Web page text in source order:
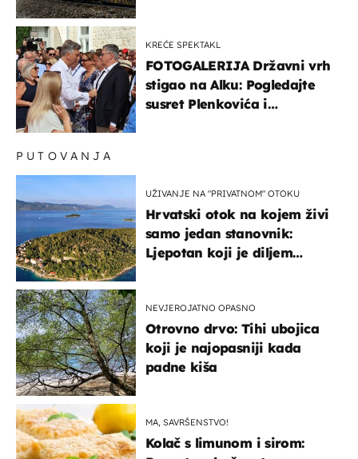
KREĆE SPEKTAKL
FOTOGALERIJA Državni vrh
stigao na Alku: Pogledajte
susret Plenkovića i
PUTOVANJA
UŽIVANJE NA "PRIVATNOM" OTOKU
Hrvatski otok na kojem živi
samo jedan stanovnik:
Ljepotan koji je diljem
NEVJEROJATNO OPASNO
Otrovno drvo: Tihi ubojica
koji je najopasniji kada
padne kiša
MA, SAVRŠENSTVO!
Kolač s limunom i sirom: